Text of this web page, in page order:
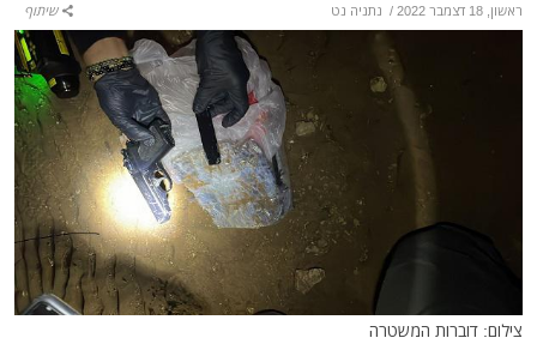
ראשון, 18 דצמבר 2022 / נתניה נט שיתוף
צילום: דוברות המשטרה